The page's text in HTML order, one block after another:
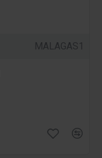
MALAGAS1